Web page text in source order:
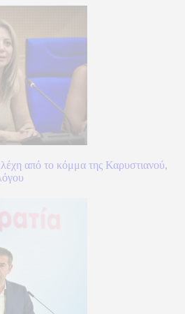
από το κόμμα της Καρυστιανού,